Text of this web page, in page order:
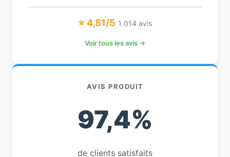
⭐ 4,81/5 1 014 avis
Voir tous les avis →
AVIS PRODUIT
97,4%
de clients satisfaits